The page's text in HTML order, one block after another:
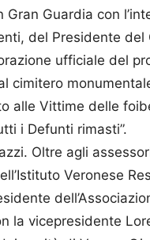
Guardia con
del Presidente del
ufficiale del
cimitero
alle Vittime delle
i Defunti rimasti”.
Oltre agli
Veronese
la vicepresidente